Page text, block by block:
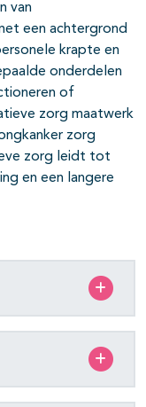
van
een achtergrond
krapte en
onderdelen
of
zorg maatwerk
zorg
zorg leidt tot
en een langere